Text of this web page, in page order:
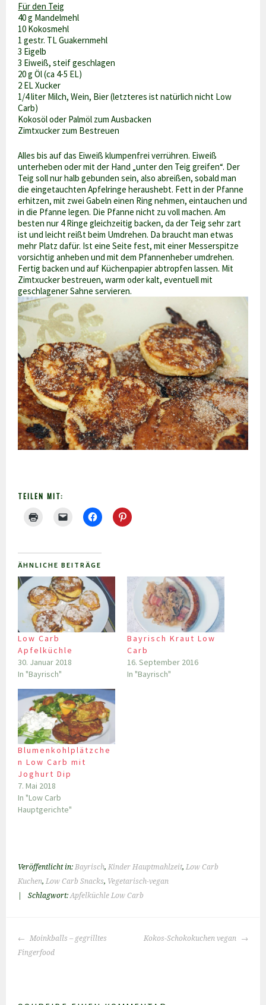
Für den Teig
40 g Mandelmehl
10 Kokosmehl
1 gestr. TL Guakernmehl
3 Eigelb
3 Eiweiß, steif geschlagen
20 g Öl (ca 4-5 EL)
2 EL Xucker
1/4 liter Milch, Wein, Bier (letzteres ist natürlich nicht Low
Carb)
Kokosöl oder Palmöl zum Ausbacken
Zimtxucker zum Bestreuen
Alles bis auf das Eiweiß klumpenfrei verrühren. Eiweiß
unterheben oder mit der Hand „unter den Teig greifen“. Der
Teig soll nur halb gebunden sein, also abreißen, sobald man
die eingetauchten Apfelringe heraushebt. Fett in der Pfanne
erhitzen, mit zwei Gabeln einen Ring nehmen, eintauchen und
in die Pfanne legen. Die Pfanne nicht zu voll machen. Am
besten nur 4 Ringe gleichzeitig backen, da der Teig sehr zart
ist und leicht reißt beim Umdrehen. Da braucht man etwas
mehr Platz dafür. Ist eine Seite fest, mit einer Messerspitze
vorsichtig anheben und mit dem Pfannenheber umdrehen.
Fertig backen und auf Küchenpapier abtropfen lassen. Mit
Zimtxucker bestreuen, warm oder kalt, eventuell mit
geschlagener Sahne servieren.
TEILEN MIT:
ÄHNLICHE BEITRÄGE
Low Carb
Apfelküchle
30. Januar 2018
In "Bayrisch"
Bayrisch Kraut Low
Carb
16. September 2016
In "Bayrisch"
Blumenkohlplätzche
n Low Carb mit
Joghurt Dip
7. Mai 2018
In "Low Carb
Hauptgerichte"
Veröffentlicht in:Bayrisch,Kinder Hauptmahlzeit,Low Carb
Kuchen,Low Carb Snacks, Vegetarisch-vegan
Schlagwort:Apfelküchle Low Carb
BEITRAGS-
NAVIGATION
Moinkballs – gegrilltes
Fingerfood
Kokos-Schokokuchen vegan